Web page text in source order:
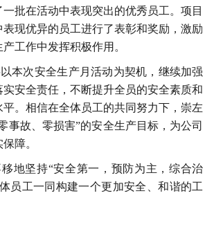
批在活动中表现突出的优秀员工。项目
现优异的员工进行了表彰和奖励，激励
工作中发挥积极作用。
本次安全生产月活动为契机，继续加强
安全责任，不断提升全员的安全素质和
。相信在全体员工的共同努力下，崇左
事故、零损害”的安全生产目标，为公司
障。
地坚持“安全第一，预防为主，综合治
员工一同构建一个更加安全、和谐的工